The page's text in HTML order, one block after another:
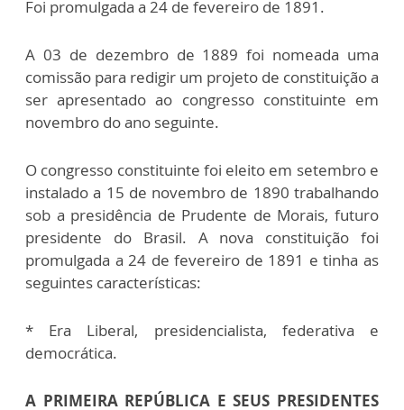
Foi promulgada a 24 de fevereiro de 1891.
A 03 de dezembro de 1889 foi nomeada uma
comissão para redigir um projeto de constituição a
ser apresentado ao congresso constituinte em
novembro do ano seguinte.
O congresso constituinte foi eleito em setembro e
instalado a 15 de novembro de 1890 trabalhando
sob a presidência de Prudente de Morais, futuro
presidente do Brasil. A nova constituição foi
promulgada a 24 de fevereiro de 1891 e tinha as
seguintes características:
* Era Liberal, presidencialista, federativa e
democrática.
A PRIMEIRA REPÚBLICA E SEUS PRESIDENTES